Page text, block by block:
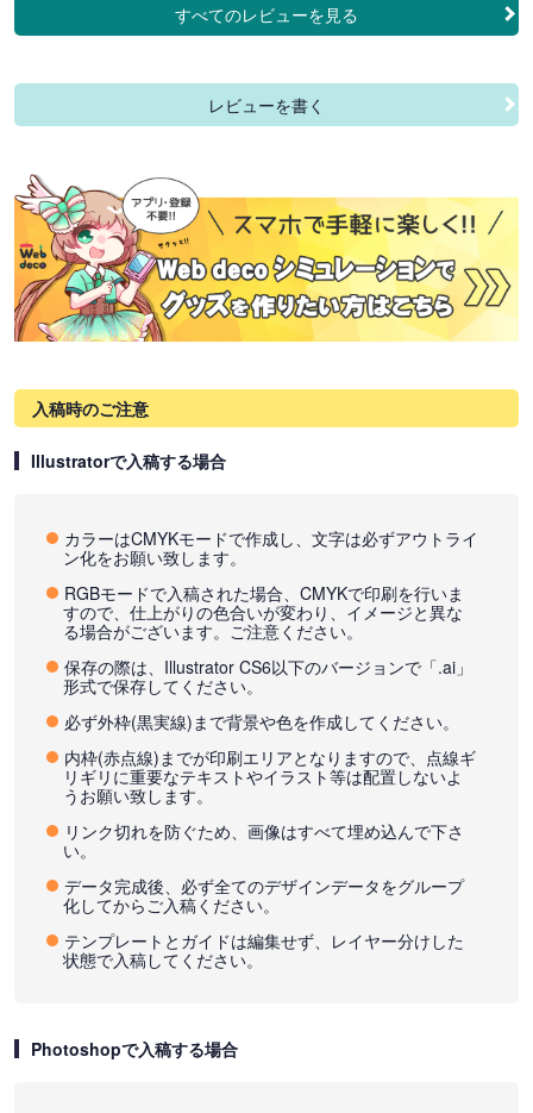
すべてのレビューを見る
レビューを書く
入稿時のご注意
Illustratorで入稿する場合
カラーはCMYKモードで作成し、文字は必ずアウトライ
ン化をお願い致します。
RGBモードで入稿された場合、CMYKで印刷を行いま
すので、仕上がりの色合いが変わり、イメージと異な
る場合がございます。ご注意ください。
保存の際は、Illustrator CS6以下のバージョンで「.ai」
形式で保存してください。
必ず外枠(黒実線)まで背景や色を作成してください。
内枠(赤点線)までが印刷エリアとなりますので、点線ギ
リギリに重要なテキストやイラスト等は配置しないよ
うお願い致します。
リンク切れを防ぐため、画像はすべて埋め込んで下さ
い。
データ完成後、必ず全てのデザインデータをグループ
化してからご入稿ください。
テンプレートとガイドは編集せず、レイヤー分けした
状態で入稿してください。
Photoshopで入稿する場合